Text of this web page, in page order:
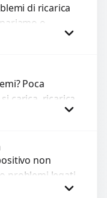
di ricarica
o
ricarica guasti,
Poca
carica, ricarica
era: 95,00 €.
è: 85,00 €.
non
problemi legati
con interventi